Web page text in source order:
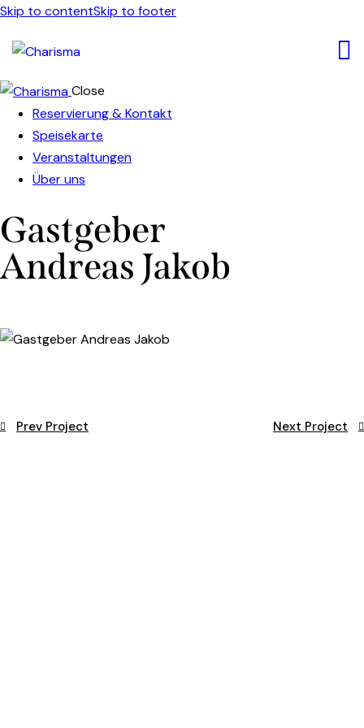
Skip to contentSkip to footer
Close
Reservierung & Kontakt
Speisekarte
Veranstaltungen
Über uns
Gastgeber
Andreas Jakob
Prev Project Next Project